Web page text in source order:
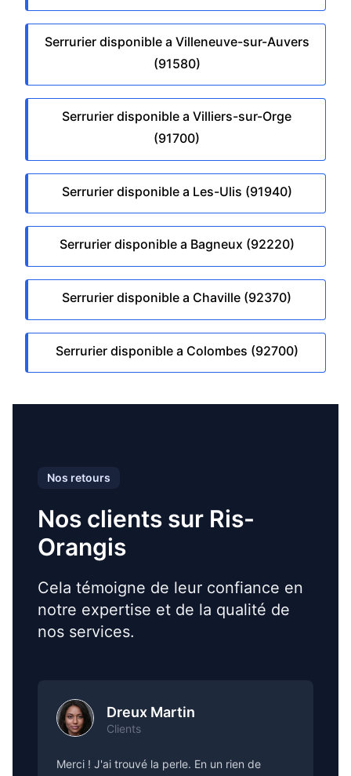
Serrurier disponible a Villeneuve-sur-Auvers
(91580)
Serrurier disponible a Villiers-sur-Orge
(91700)
Serrurier disponible a Les-Ulis (91940)
Serrurier disponible a Bagneux (92220)
Serrurier disponible a Chaville (92370)
Serrurier disponible a Colombes (92700)
Nos retours
Nos clients sur Ris-
Orangis
Cela témoigne de leur confiance en
notre expertise et de la qualité de
nos services.
Dreux Martin
Clients
Merci ! J'ai trouvé la perle. En un rien de